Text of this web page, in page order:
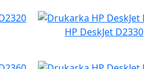
HP DeskJet D2330